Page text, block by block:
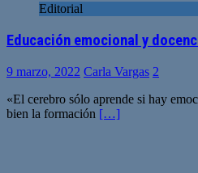
Editorial
Educación emocional y
9 marzo, 2022 Carla Vargas 2
«El cerebro sólo aprende si hay
bien la formación […]